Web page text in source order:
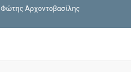
Φώτης Αρχοντοβασίλης